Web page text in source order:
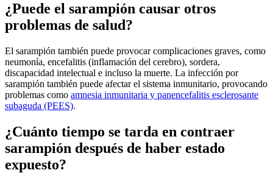
¿Puede el sarampión causar otros
problemas de salud?
El sarampión también puede provocar complicaciones graves, como
neumonía, encefalitis (inflamación del cerebro), sordera,
discapacidad intelectual e incluso la muerte. La infección por
sarampión también puede afectar el sistema inmunitario, provocando
problemas como amnesia inmunitaria y panencefalitis esclerosante
subaguda (PEES).
¿Cuánto tiempo se tarda en contraer
sarampión después de haber estado
expuesto?